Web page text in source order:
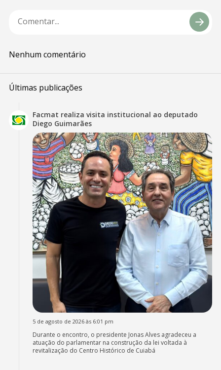
Nenhum comentário
Últimas publicações
Facmat realiza visita institucional ao deputado
Diego Guimarães
5 de agosto de 2026 às 6:01 pm
Durante o encontro, o presidente Jonas Alves agradeceu a
atuação do parlamentar na construção da lei voltada à
revitalização do Centro Histórico de Cuiabá